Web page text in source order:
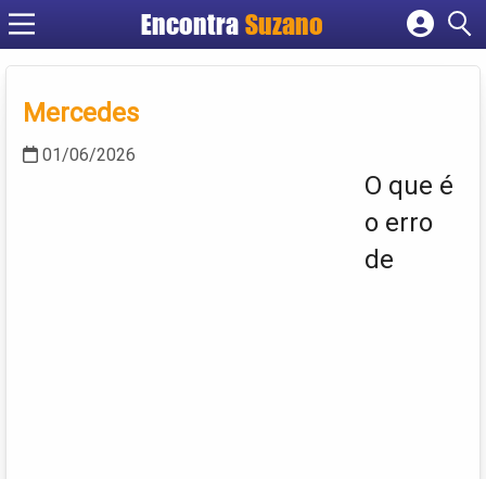
EncontraSuzano
Cadastrar empresa
Mercedes
01/06/2026
O que é
o erro
de